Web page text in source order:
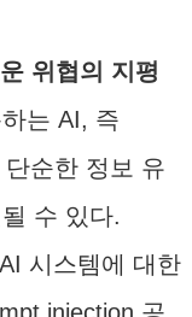
위협의 지평
는 AI, 즉
순한 정보 유
수 있다.
시스템에 대한